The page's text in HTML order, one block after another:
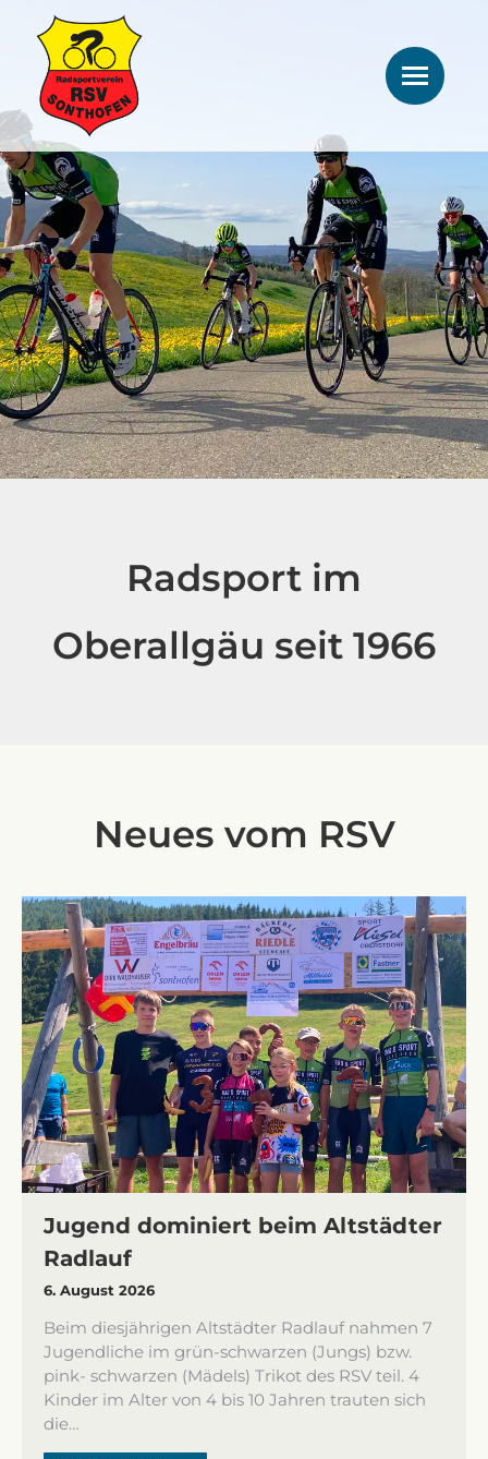
Radsport im
Oberallgäu seit 1966
Neues vom RSV
Jugend dominiert beim Altstädter
Radlauf
6. August 2026
Beim diesjährigen Altstädter Radlauf nahmen 7
Jugendliche im grün-schwarzen (Jungs) bzw.
pink- schwarzen (Mädels) Trikot des RSV teil. 4
Kinder im Alter von 4 bis 10 Jahren trauten sich
die…